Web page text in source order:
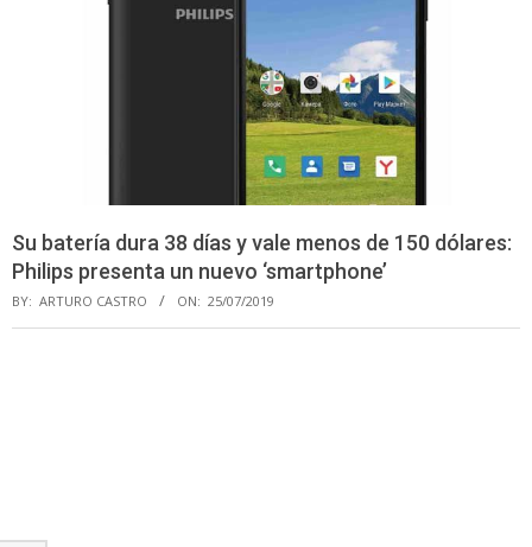
Su batería dura 38 días y vale menos de 150 dólares:
Philips presenta un nuevo ‘smartphone’
BY: ARTURO CASTRO ON: 25/07/2019